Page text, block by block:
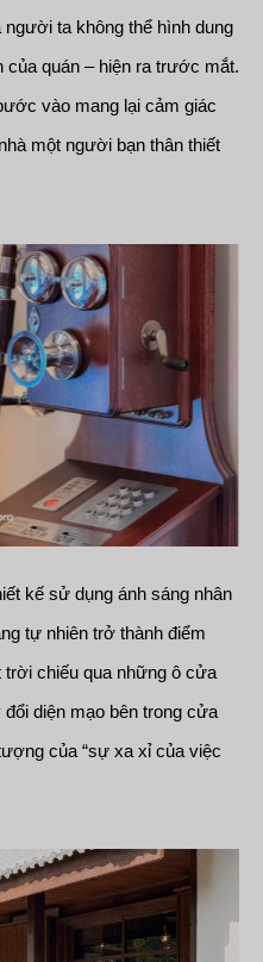
ta không thể hình dung
quán – hiện ra trước mắt.
vào mang lại cảm giác
một người bạn thân thiết
kế sử dụng ánh sáng nhân
tự nhiên trở thành điểm
trời chiếu qua những ô cửa
diện mạo bên trong cửa
của “sự xa xỉ của việc